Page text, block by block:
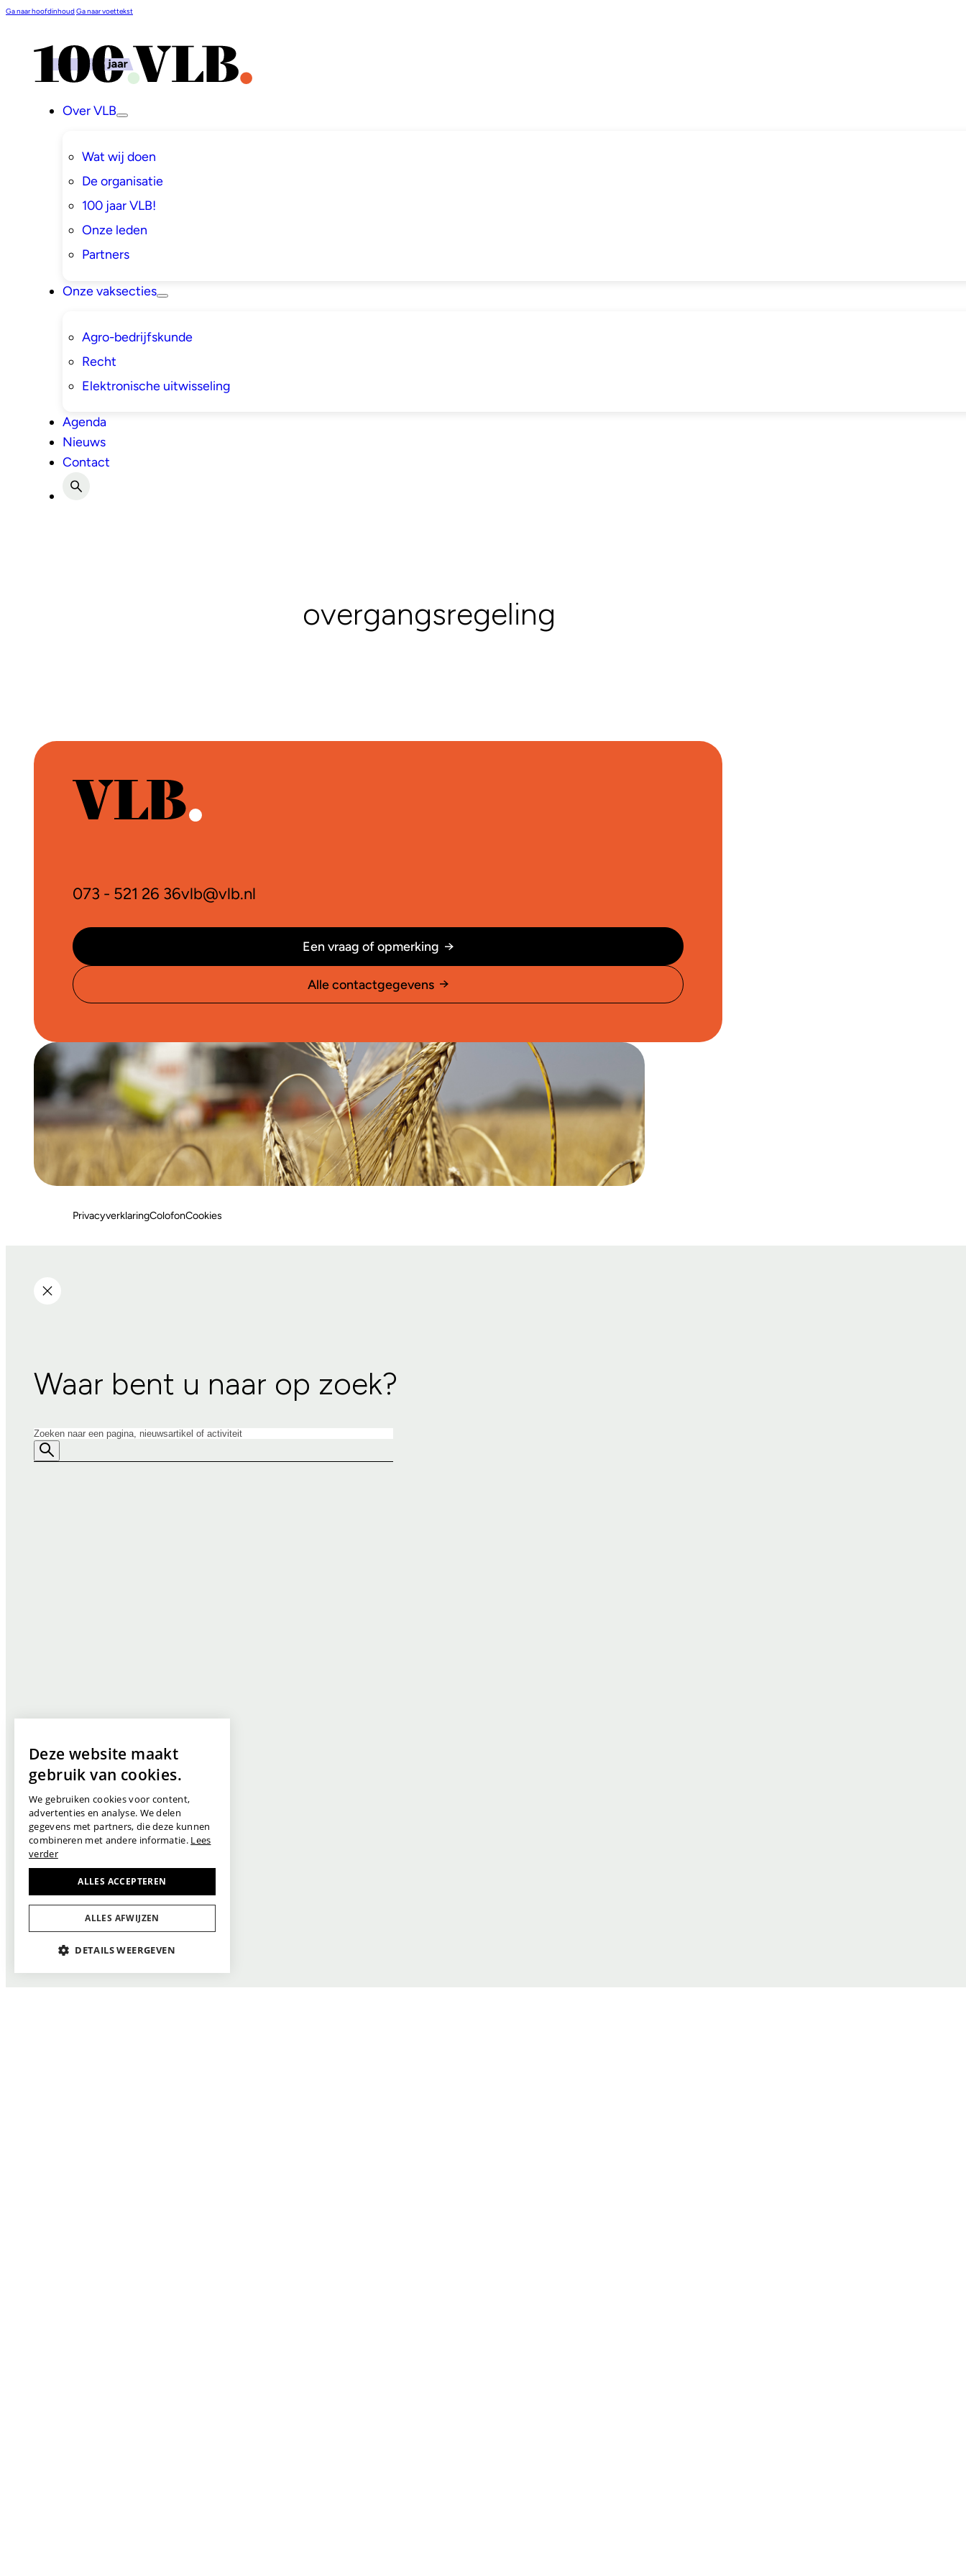
Ga naar hoofdinhoudGa naar voettekst
Over VLB
Wat wij doen
De organisatie
100 jaar VLB!
Onze leden
Partners
Onze vaksecties
Agro-bedrijfskunde
Recht
Elektronische uitwisseling
Agenda
Nieuws
Contact
overgangsregeling
073 - 521 26 36vlb@vlb.nl
Een vraag of opmerking
Alle contactgegevens
PrivacyverklaringColofonCookies
Waar bent u naar op zoek?
Zoeken
Deze website maakt
gebruik van cookies.
We gebruiken cookies voor content,
advertenties en analyse. We delen
gegevens met partners, die deze kunnen
combineren met andere informatie. Lees
verder
ALLES ACCEPTEREN
ALLES AFWIJZEN
DETAILS WEERGEVEN